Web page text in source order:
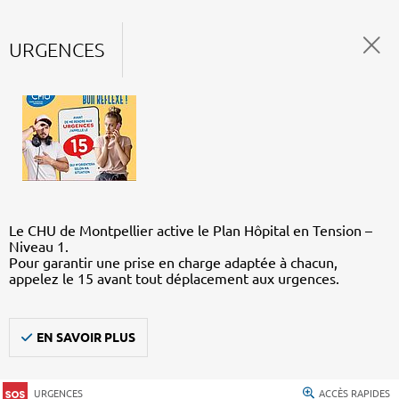
URGENCES
Le CHU de Montpellier active le Plan Hôpital en Tension –
Niveau 1.
Pour garantir une prise en charge adaptée à chacun,
appelez le 15 avant tout déplacement aux urgences.
EN SAVOIR PLUS
URGENCES ACCÈS RAPIDES